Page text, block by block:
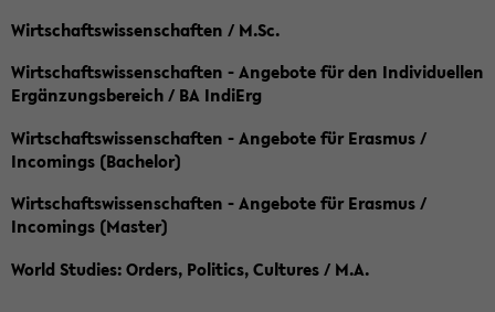
Wirtschaftswissenschaften / M.Sc.
Wirtschaftswissenschaften - Angebote für den Individuellen
Ergänzungsbereich / BA IndiErg
Wirtschaftswissenschaften - Angebote für Erasmus /
Incomings (Bachelor)
Wirtschaftswissenschaften - Angebote für Erasmus /
Incomings (Master)
World Studies: Orders, Politics, Cultures / M.A.